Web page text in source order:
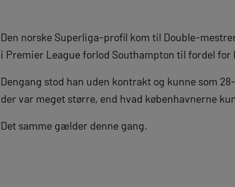
Den norske Superliga-profil kom til Double-
i Premier League forlod Southampton til fordel for
Dengang stod han uden kontrakt og kunne som
der var meget større, end hvad københavnerne
Det samme gælder denne gang.